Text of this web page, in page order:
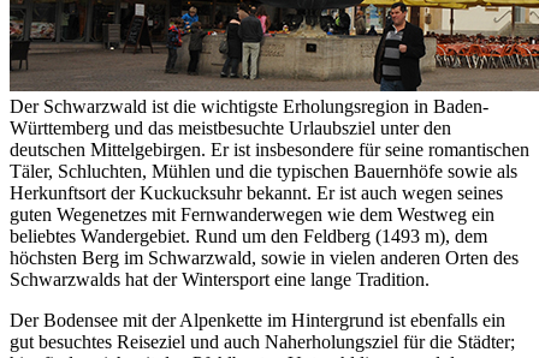
Der Schwarzwald ist die wichtigste Erholungsregion in Baden-
Württemberg und das meistbesuchte Urlaubsziel unter den
deutschen Mittelgebirgen. Er ist insbesondere für seine romantischen
Täler, Schluchten, Mühlen und die typischen Bauernhöfe sowie als
Herkunftsort der Kuckucksuhr bekannt. Er ist auch wegen seines
guten Wegenetzes mit Fernwanderwegen wie dem Westweg ein
beliebtes Wandergebiet. Rund um den Feldberg (1493 m), dem
höchsten Berg im Schwarzwald, sowie in vielen anderen Orten des
Schwarzwalds hat der Wintersport eine lange Tradition.
Der Bodensee mit der Alpenkette im Hintergrund ist ebenfalls ein
gut besuchtes Reiseziel und auch Naherholungsziel für die Städter;